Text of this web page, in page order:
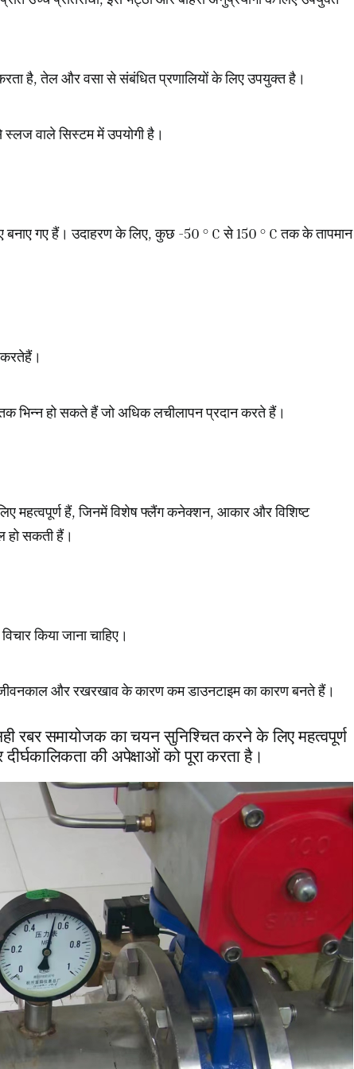
है,तेल और वसा से संबंधित प्रणालियों के लिए उपयुक्त है।
वाले सिस्टम में उपयोगी है।
बनाए गए हैं। उदाहरण के लिए,कुछ -50 ° Cसे150 ° Cतक के तापमान
भिन्न हो सकते हैं जो अधिक लचीलापन प्रदान करते हैं।
महत्वपूर्ण हैं,जिनमें विशेष फ्लैंग कनेक्शन,आकार और विशिष्ट
हो सकती हैं।
किया जाना चाहिए।
जीवनकाल और रखरखाव के कारण कम डाउनटाइम का कारण बनते हैं।
रबर समायोजक का चयन सुनिश्चित करने के लिए महत्वपूर्ण
की अपेक्षाओं को पूरा करता है।